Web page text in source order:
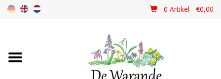
0 Artikel - €0,00
Startseite